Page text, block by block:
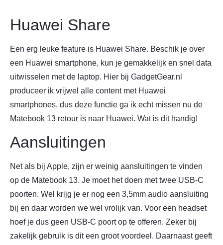
Huawei Share
Een erg leuke feature is Huawei Share. Beschik je over
een Huawei smartphone, kun je gemakkelijk en snel data
uitwisselen met de laptop. Hier bij GadgetGear.nl
produceer ik vrijwel alle content met Huawei
smartphones, dus deze functie ga ik echt missen nu de
Matebook 13 retour is naar Huawei. Wat is dit handig!
Aansluitingen
Net als bij Apple, zijn er weinig aansluitingen te vinden
op de Matebook 13. Je moet het doen met twee USB-C
poorten. Wel krijg je er nog een 3,5mm audio aansluiting
bij en daar worden we wel vrolijk van. Voor een headset
hoef je dus geen USB-C poort op te offeren. Zeker bij
zakelijk gebruik is dit een groot voordeel. Daarnaast geeft